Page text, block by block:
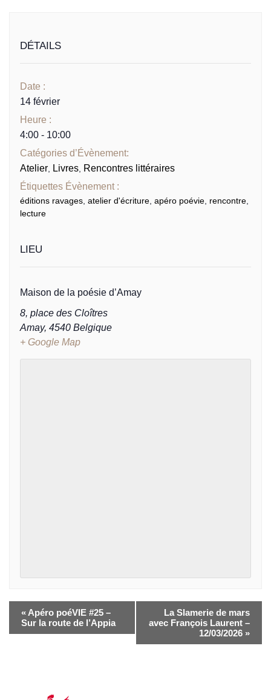
DÉTAILS
Date :
14 février
Heure :
4:00 - 10:00
Catégories d’Évènement:
Atelier, Livres, Rencontres littéraires
Étiquettes Évènement :
éditions ravages, atelier d'écriture, apéro poévie, rencontre,
lecture
LIEU
Maison de la poésie d’Amay
8, place des Cloîtres
Amay, 4540 Belgique
+ Google Map
« Apéro poéVIE #25 –
Sur la route de l’Appia
La Slamerie de mars
avec François Laurent –
12/03/2026 »